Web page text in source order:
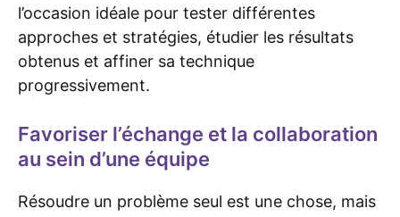
l’occasion idéale pour tester différentes
approches et stratégies, étudier les résultats
obtenus et affiner sa technique
progressivement.
Favoriser l’échange et la collaboration
au sein d’une équipe
Résoudre un problème seul est une chose, mais